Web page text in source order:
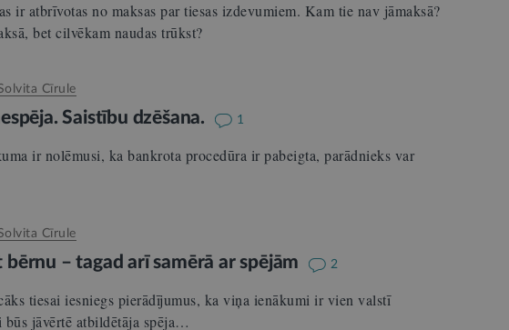
ir atbrīvotas no maksas par tiesas izdevumiem. Kam tie nav jāmaksā?
bet cilvēkam naudas trūkst?
Cīrule
Saistību dzēšana. 1
ir nolēmusi, ka bankrota procedūra ir pabeigta, parādnieks var
Cīrule
– tagad arī samērā ar spējām 2
tiesai iesniegs pierādījumus, ka viņa ienākumi ir vien valstī
jāvērtē atbildētāja spēja…